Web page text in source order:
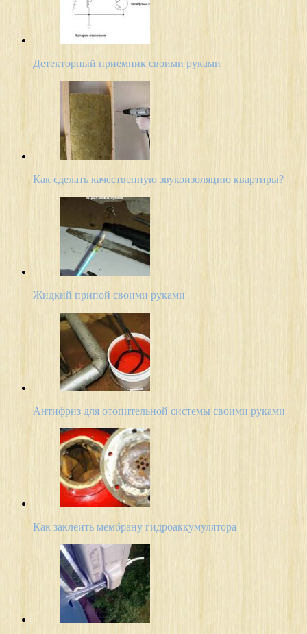
Детекторный приемник своими руками
Как сделать качественную звукоизоляцию квартиры?
Жидкий припой своими руками
Антифриз для отопительной системы своими руками
Как заклеить мембрану гидроаккумулятора